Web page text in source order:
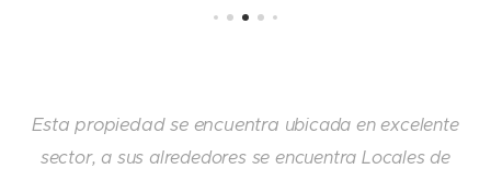
Esta propiedad se encuentra ubicada en excelente
sector, a sus alrededores se encuentra Locales de